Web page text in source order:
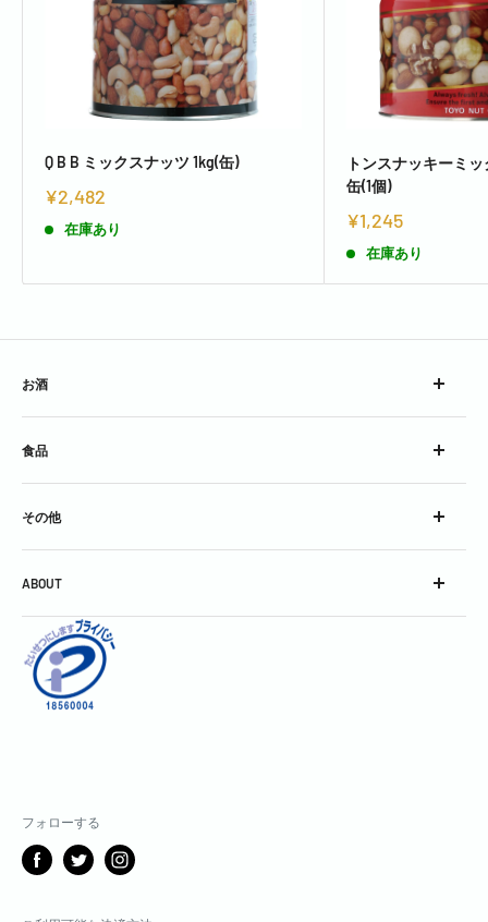
Q B B ミックスナッツ 1kg(缶)
¥2,482
在庫あり
トンスナッキーミ
缶(1個)
¥1,245
在庫あり
お酒
ウイスキー
ブランデー
スピリッツ
コンク
シロップ
スパークリングワイン
スティル・ワイン
酒精強化＆フレーバードワイン
焼酎＆泡盛
中国銘酒
食品
チーズ
加工食品
その他
グラス
グッズ
ABOUT
会社概要
利用規約
お問い合わせ
サブスクリプションポリシー
メディアガイド
フォローする